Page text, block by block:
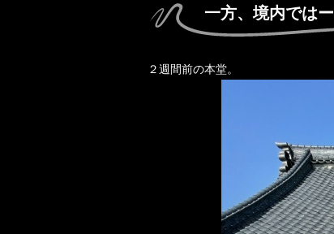
一方、境内ではー
２週間前の本堂。